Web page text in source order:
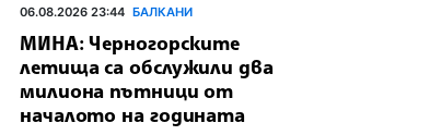
06.08.2026 23:44 БАЛКАНИ
МИНА: Черногорските
летища са обслужили два
милиона пътници от
началото на годината